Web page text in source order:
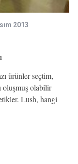
2013
ürünler seçtim,
oluşmuş olabilir
Lush, hangi